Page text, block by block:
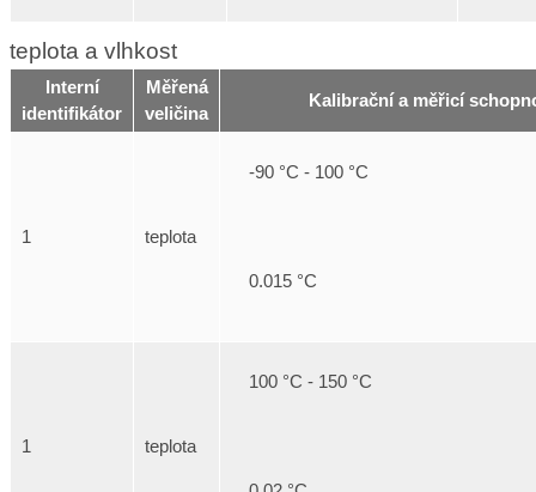
teplota a vlhkost
Interní
identifikátor
Měřená
veličina
Kalibrační a měřicí
1 teplota
-90 °C - 100 °C
0.015 °C
1 teplota
100 °C - 150 °C